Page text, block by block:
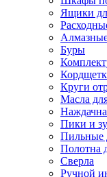
Ящики
Буры
Круги
Масла
Пики и
Пильные
Полотна
Сверла
Ручной